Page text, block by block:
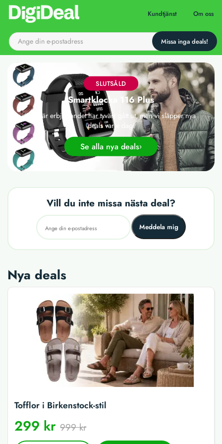
Till startsidan Kundtjänst Om oss
SLUTSÅLD
Smartklocka 116 Plus
Det här erbjudandet har tyvärr gått ut, men vi släpper nya
deals varje dag!
Se alla nya deals
Vill du inte missa nästa deal?
Meddela mig
Nya deals
Tofflor i Birkenstock-stil
299 kr 999 kr